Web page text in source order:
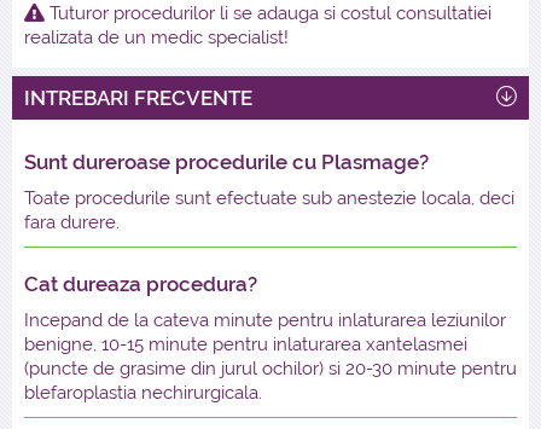
Tuturor procedurilor li se adauga si costul consultatiei
realizata de un medic specialist!
INTREBARI FRECVENTE
Sunt dureroase procedurile cu Plasmage?
Toate procedurile sunt efectuate sub anestezie locala, deci
fara durere.
Cat dureaza procedura?
Incepand de la cateva minute pentru inlaturarea leziunilor
benigne, 10-15 minute pentru inlaturarea xantelasmei
(puncte de grasime din jurul ochilor) si 20-30 minute pentru
blefaroplastia nechirurgicala.